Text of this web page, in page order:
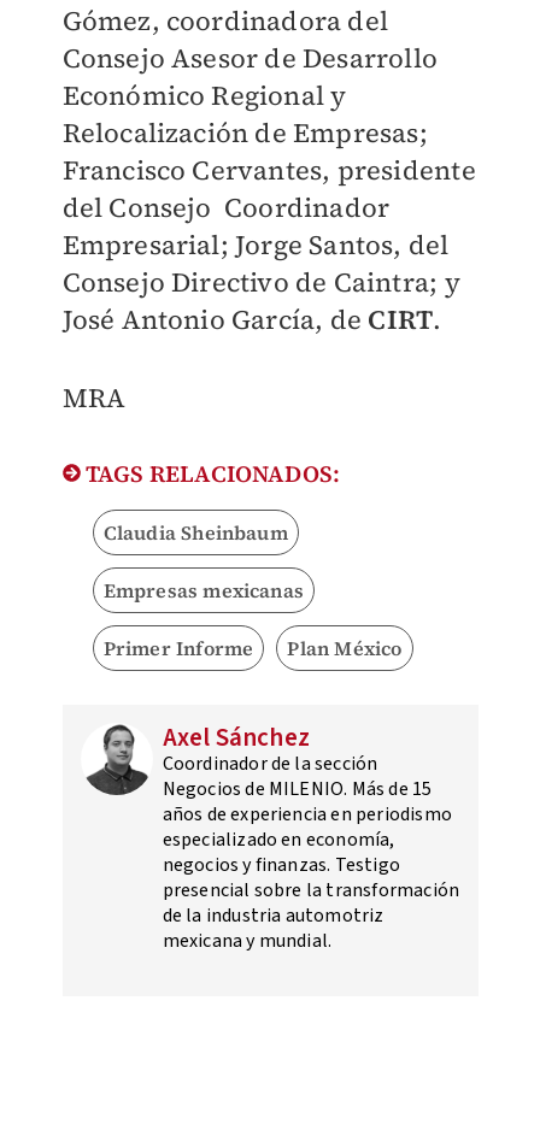
Gómez, coordinadora del
Consejo Asesor de Desarrollo
Económico Regional y
Relocalización de Empresas;
Francisco Cervantes, presidente
del Consejo Coordinador
Empresarial; Jorge Santos, del
Consejo Directivo de Caintra; y
José Antonio García, de CIRT.
MRA
TAGS RELACIONADOS:
Claudia Sheinbaum
Empresas mexicanas
Primer Informe Plan México
Axel Sánchez
Coordinador de la sección
Negocios de MILENIO. Más de 15
años de experiencia en periodismo
especializado en economía,
negocios y finanzas. Testigo
presencial sobre la transformación
de la industria automotriz
mexicana y mundial.